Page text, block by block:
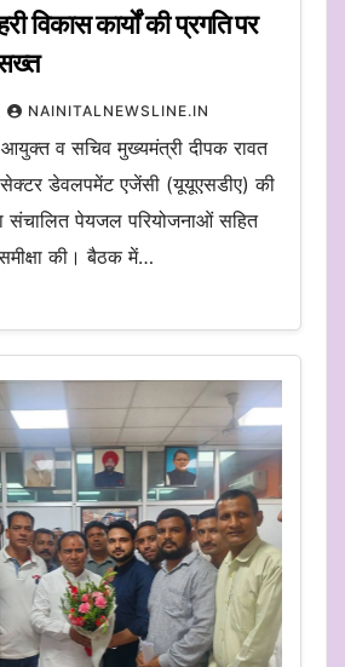
विकास कार्यों की प्रगति पर
NAINITALNEWSLINE.IN
व सचिव मुख्यमंत्री दीपक रावत
सेक्टर डेवलपमेंट एजेंसी (यूयूएसडीए) की
संचालित पेयजल परियोजनाओं सहित
समीक्षा की। बैठक में…